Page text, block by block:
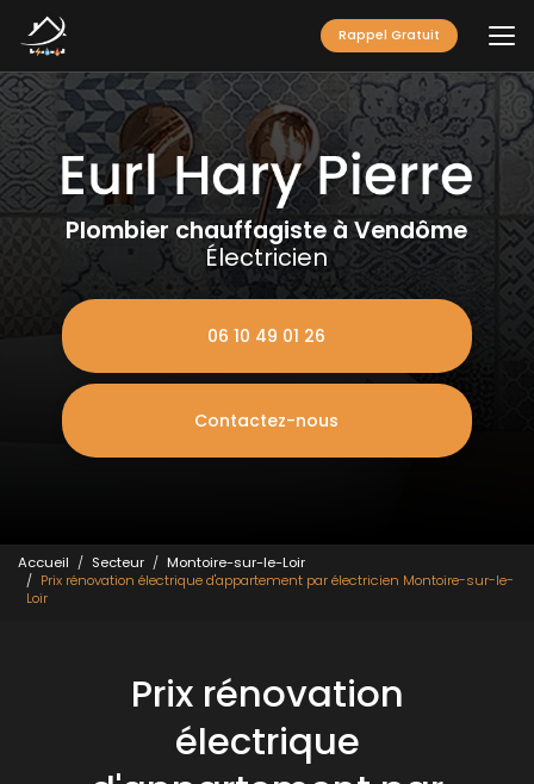
contenu
principal
Rappel Gratuit
Plombier chauffagiste à Vendôme
Électricien
06 10 49 01 26
Contactez-nous
Accueil Secteur
Montoire-sur-le-Loir
Prix rénovation électrique d'appartement par électricien Montoire-sur-le-
Loir
Prix rénovation
électrique